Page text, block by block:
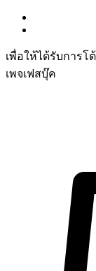
เพื่อให้ได้รับการ
เพจเฟสบุ๊ค